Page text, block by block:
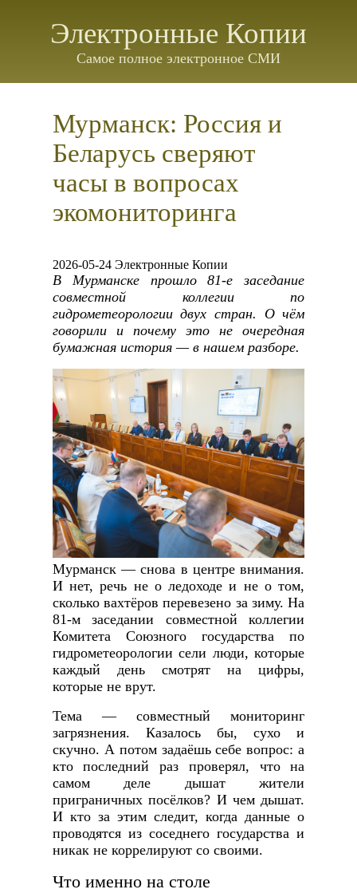
Электронные Копии
Самое полное электронное СМИ
Мурманск: Россия и
Беларусь сверяют
часы в вопросах
экомониторинга
2026-05-24 Электронные Копии
В Мурманске прошло 81-е заседание
совместной коллегии по
гидрометеорологии двух стран. О чём
говорили и почему это не очередная
бумажная история — в нашем разборе.
Мурманск — снова в центре внимания.
И нет, речь не о ледоходе и не о том,
сколько вахтёров перевезено за зиму. На
81-м заседании совместной коллегии
Комитета Союзного государства по
гидрометеорологии сели люди, которые
каждый день смотрят на цифры,
которые не врут.
Тема — совместный мониторинг
загрязнения. Казалось бы, сухо и
скучно. А потом задаёшь себе вопрос: а
кто последний раз проверял, что на
самом деле дышат жители
приграничных посёлков? И чем дышат.
И кто за этим следит, когда данные о
проводятся из соседнего государства и
никак не коррелируют со своими.
Что именно на столе